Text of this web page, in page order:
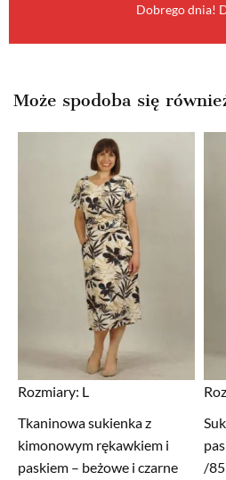
Dobrego dnia!
Może spodoba się
Rozmiary: L
Tkaninowa sukienka z
kimonowym rękawkiem i
paskiem – beżowe i czarne
/